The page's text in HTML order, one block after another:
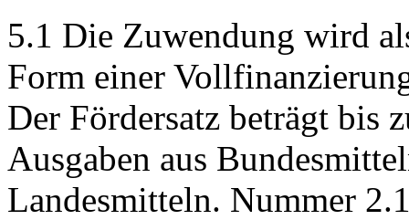
5.1 Die Zuwendung wird
Form einer
Der Fördersatz beträgt bis
Ausgaben aus
Landesmitteln. Nummer